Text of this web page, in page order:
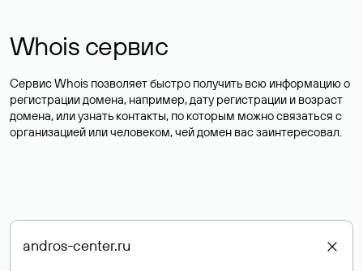
Whois сервис
Сервис Whois позволяет быстро получить всю информацию о
регистрации домена, например, дату регистрации и возраст
домена, или узнать контакты, по которым можно связаться с
организацией или человеком, чей домен вас заинтересовал.